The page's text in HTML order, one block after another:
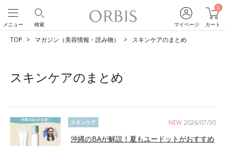
マイページ
0
カート
検索
メニュー
TOP マガジン（美容情報・読み物） スキンケアのまとめ
スキンケアのまとめ
NEW 2026/07/30
スキンケア
沖縄のBAが解説！夏もユードットがおすすめ